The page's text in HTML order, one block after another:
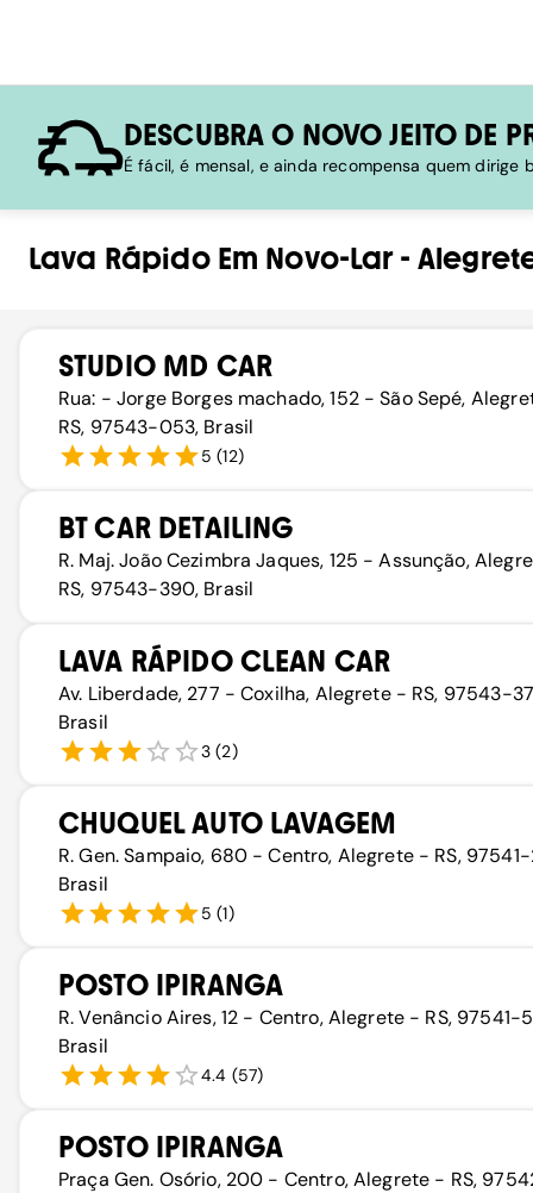
DESCUBRA O NOVO JEITO DE
É fácil, é mensal, e ainda recompensa quem dirige
Lava RápidoEm Novo-Lar-
STUDIO MD CAR
Rua: - Jorge Borges machado, 152 - São Sepé,
RS, 97543-053, Brasil
5 (12)
BT CAR DETAILING
R. Maj. João Cezimbra Jaques, 125 - Assunção,
RS, 97543-390, Brasil
LAVA RÁPIDO CLEAN CAR
Av. Liberdade, 277 - Coxilha, Alegrete - RS, 97543-
Brasil
3 (2)
CHUQUEL AUTO LAVAGEM
R. Gen. Sampaio, 680 - Centro, Alegrete - RS,
Brasil
5 (1)
POSTO IPIRANGA
R. Venâncio Aires, 12 - Centro, Alegrete - RS, 97541-
Brasil
4.4 (57)
POSTO IPIRANGA
Praça Gen. Osório, 200 - Centro, Alegrete - RS,